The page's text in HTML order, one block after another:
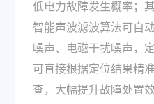
低电力故障发生概率；
智能声波滤波算法可自
噪声、电磁干扰噪声，
可直接根据定位结果精
查，大幅提升故障处置